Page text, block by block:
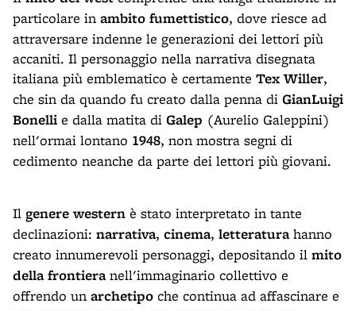
particolare in ambito fumettistico, dove riesce ad
attraversare indenne le generazioni dei lettori più
accaniti. Il personaggio nella narrativa disegnata
italiana più emblematico è certamente Tex Willer,
che sin da quando fu creato dalla penna di GianLuigi
Bonelli e dalla matita di Galep (Aurelio Galeppini)
nell'ormai lontano 1948, non mostra segni di
cedimento neanche da parte dei lettori più giovani.
Il genere western è stato interpretato in tante
declinazioni: narrativa, cinema, letteraturahanno
creato innumerevoli personaggi, depositando il mito
della frontieranell'immaginario collettivo e
offrendo un archetipo che continua ad affascinare e